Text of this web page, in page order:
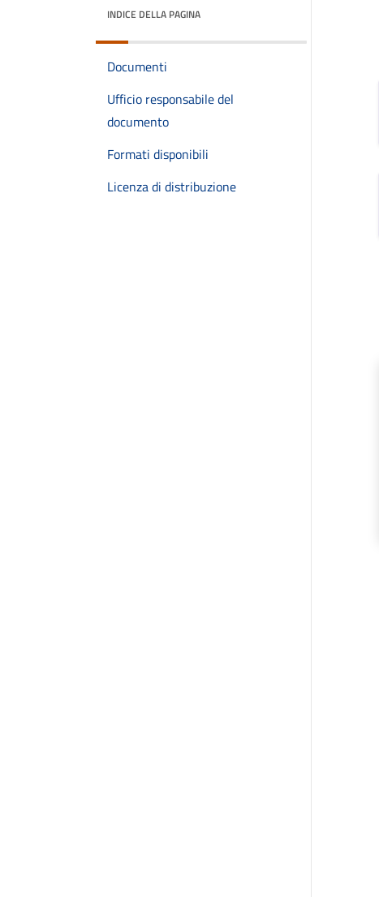
INDICE DELLA PAGINA
Documenti
Ufficio responsabile del
documento
Formati disponibili
Licenza di distribuzione